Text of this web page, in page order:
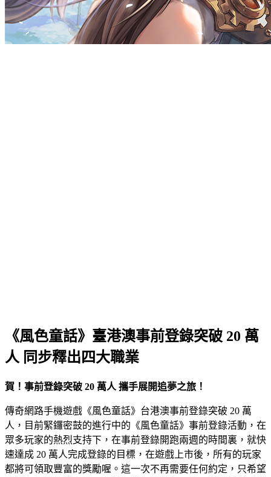
《風色童話》臺港澳事前登錄突破 20 萬
人 同步釋出四大職業
賀！事前登錄突破 20 萬人 攜手展開追夢之旅！
傳奇網路手機遊戲《風色童話》台港澳事前登錄突破 20 萬
人，目前緊鑼密鼓的進行中的《風色童話》事前登錄活動，在
眾多玩家的熱烈支持下，在事前登錄開跑兩週的時間裏，就快
速達成 20 萬人完成登錄的目標，在遊戲上市後，所有的玩家
都將可領取豐富的獎勵喔。這一次不再需要任何約定，只希望